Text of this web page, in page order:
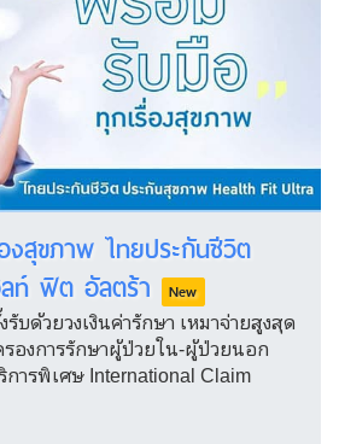
งสุขภาพ ไทยประกันชีวิต
ท์ ฟิต อัลตร้า
New
ด้วยวงเงินค่ารักษา เหมาจ่ายสูงสุด
องการรักษาผู้ป่วยใน-ผู้ป่วยนอก
ารพิเศษ International Claim